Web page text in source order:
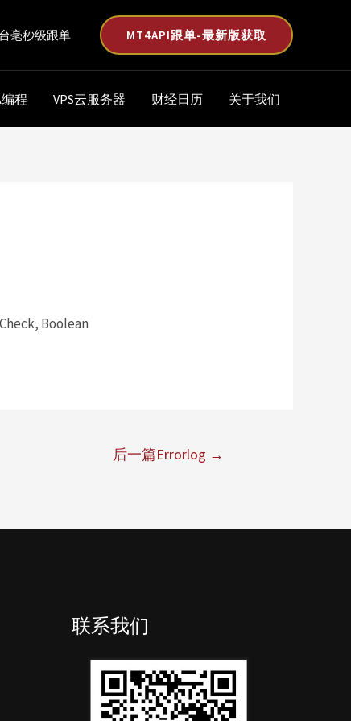
毫秒级跟单 MT4API跟单-最新版获取
编程 VPS云服务器 财经日历 关于我们
Boolean
后一篇Errorlog →
联系我们